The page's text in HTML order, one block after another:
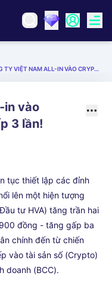
MỘT CÔNG TY VIỆT NAM ALL-IN VÀO CRYPTO, CỔ PHIẾU TĂNG GẤP 3 LẦN!
in vào
3 lần!
tục thiết lập các đỉnh
lên một hiện tượng
tư HVA) tăng trần hai
đồng - tăng gấp ba
chính đến từ chiến
vào tài sản số (Crypto)
doanh (BCC).